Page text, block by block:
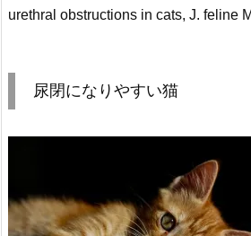
urethral obstructions in cats, J. feline
尿閉になりやすい猫